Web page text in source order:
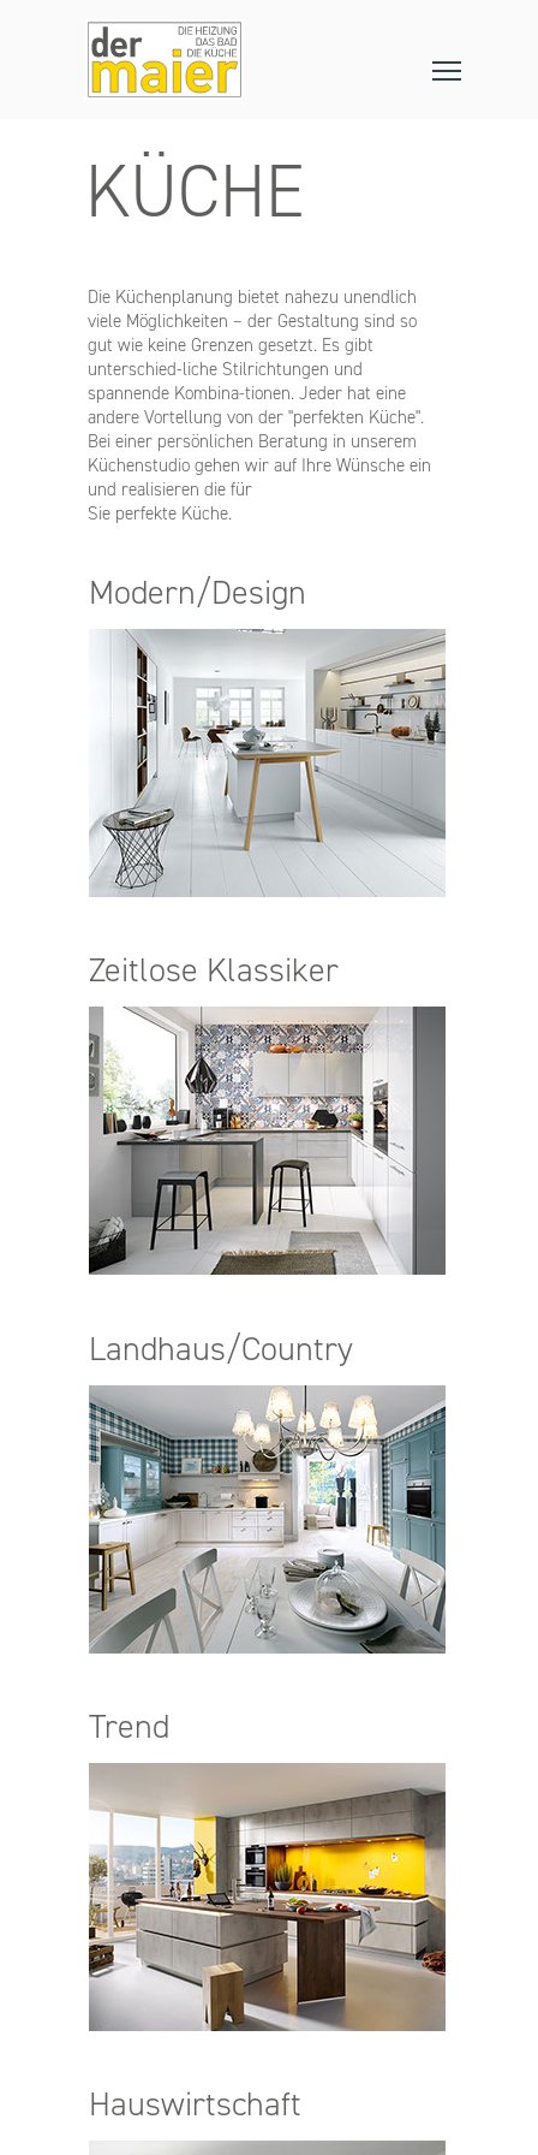
KÜCHE
Die Küchenplanung bietet nahezu unendlich
viele Möglichkeiten – der Gestaltung sind so
gut wie keine Grenzen gesetzt. Es gibt
unterschied-liche Stilrichtungen und
spannende Kombina-tionen. Jeder hat eine
andere Vortellung von der "perfekten Küche".
Bei einer persönlichen Beratung in unserem
Küchenstudio gehen wir auf Ihre Wünsche ein
und realisieren die für
Sie perfekte Küche.
Modern/Design
Zeitlose Klassiker
Landhaus/Country
Trend
Hauswirtschaft